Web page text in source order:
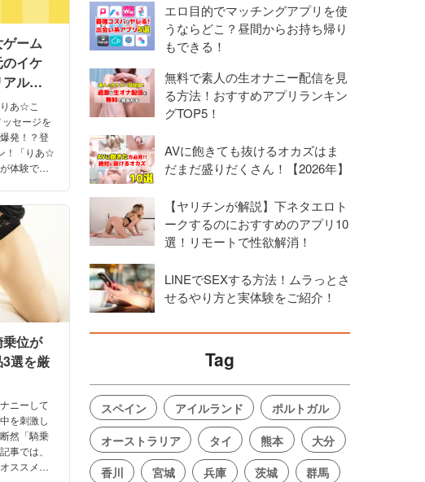
ゲーム
イケ
ルチ
あ☆こ
セージを
発！？登
！「りあ☆
体験でき
位が
選を厳
ニーして
を刺激し
然「騎乗
事では、
ススメな
エロ目的でマッチングアプリを使
うならどこ？昼間からお持ち帰り
もできる！
無料で素人の生オナニー配信を見
る方法！おすすめアプリランキン
グTOP5！
AVに飽きても抜けるオカズはま
だまだ盛りだくさん！【2026年】
【ヤリチンが解説】下ネタエロト
ークするのにおすすめのアプリ10
選！リモートで性欲解消！
LINEでSEXする方法！ムラっとさ
せるやり方と実体験をご紹介！
Tag
スペイン アイルランド
ポルトガル
オーストラリア
タイ 熊本
大分
香川
宮城 兵庫 茨城
群馬